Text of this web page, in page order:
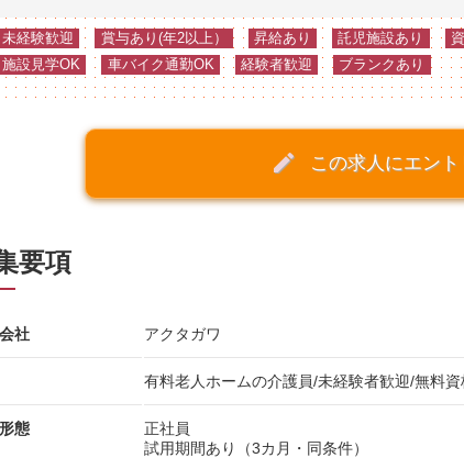
未経験歓迎 賞与あり(年2以上） 昇給あり 託児施設あり
施設見学OK
車バイク通勤OK 経験者歓迎 ブランクあり
create この求人にエント
要項
社 アクタガワ
有料老人ホームの介護員/未経験者歓迎/無料
態
正社員
試用期間あり（3カ月・同条件）